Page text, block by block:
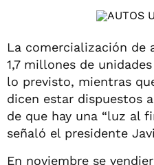
La comercialización de
1,7 millones de
lo previsto, mientras
dicen estar dispuestos
de que hay una “luz al
señaló el presidente
En noviembre se